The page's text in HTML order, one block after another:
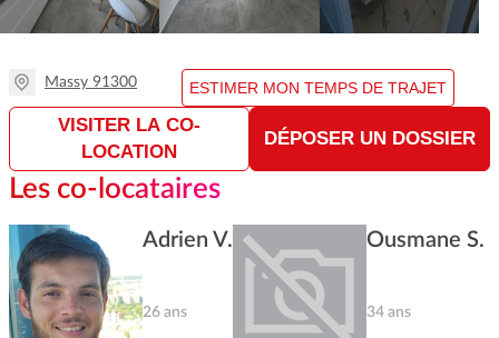
Massy 91300 ESTIMER MON TEMPS DE TRAJET
VISITER LA CO-
LOCATION
DÉPOSER UN DOSSIER
Les co-locataires
Adrien V.
26 ans
Ousmane S.
34 ans